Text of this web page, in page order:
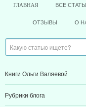
ГЛАВНАЯ ВСЕ
ОТЗЫВЫ О
Книги Ольги Валяевой
Рубрики блога